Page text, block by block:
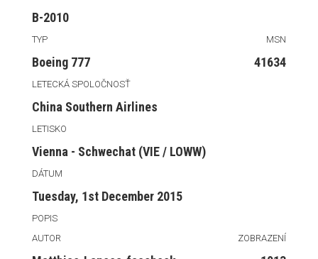
B-2010
TYP MSN
Boeing 777 41634
LETECKÁ SPOLOČNOSŤ
China Southern Airlines
LETISKO
Vienna - Schwechat (VIE / LOWW)
DÁTUM
Tuesday, 1st December 2015
POPIS
AUTOR
ZOBRAZENÍ